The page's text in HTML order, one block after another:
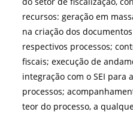
recursos: geração em
na criação dos
respectivos processos;
fiscais; execução de
integração com o SEI para
processos;
teor do processo, a